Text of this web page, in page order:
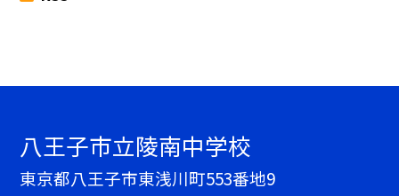
八王子市立陵南中学校
東京都八王子市東浅川町553番地9